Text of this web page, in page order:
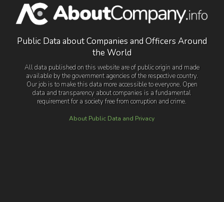
Public Data about Companies and Officers Around
the World
All data published on this website are of public origin and made
available by the government agencies of the respective country.
Our job is to make this data more accessible to everyone. Open
data and transparency about companies is a fundamental
requirement for a society free from corruption and crime.
About Public Data and Privacy